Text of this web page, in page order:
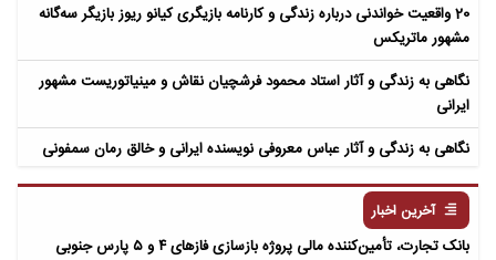
20 واقعیت خواندنی درباره زندگی و کارنامه بازیگری کیانو ریوز بازیگر سه‌گانه
مشهور ماتریکس
نگاهی به زندگی و آثار استاد محمود فرشچیان نقاش و مینیاتوریست مشهور
ایرانی
نگاهی به زندگی و آثار عباس معروفی نویسنده ایرانی و خالق رمان سمفونی
آخرین اخبار
بانک تجارت، تأمین‌کننده مالی پروژه بازسازی فازهای ۴ و ۵ پارس جنوبی